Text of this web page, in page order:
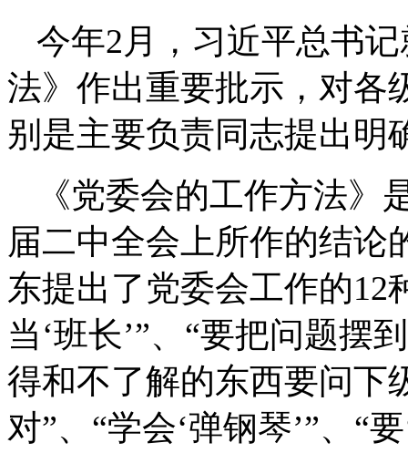
今年2月，习近平总书
法》作出重要批示，对各
别是主要负责同志提出明
《党委会的工作方法》
届二中全会上所作的结论
东提出了党委会工作的12
当‘班长’”、“要把问题摆
得和不了解的东西要问下
对”、“学会‘弹钢琴’”、“